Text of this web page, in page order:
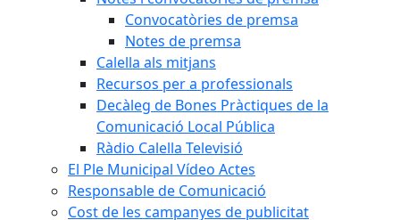
Convocatòries de premsa
Notes de premsa
Calella als mitjans
Recursos per a professionals
Decàleg de Bones Pràctiques de la
Comunicació Local Pública
Ràdio Calella Televisió
El Ple Municipal Vídeo Actes
Responsable de Comunicació
Cost de les campanyes de publicitat